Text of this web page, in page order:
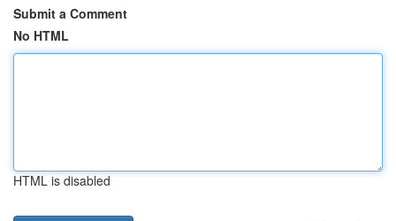
Submit a Comment
No HTML
HTML is disabled